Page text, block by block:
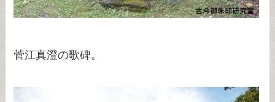
菅江真澄の歌碑。